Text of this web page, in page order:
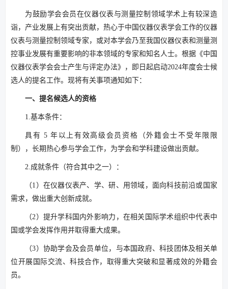
为鼓励学会会员在仪器仪表与测量控制领域学术上有较深造
诣，产业发展上有突出贡献，热心于中国仪器仪表学会工作的仪器
仪表与测量控制领域专家，或对本学会乃至我国仪器仪表和测量测
控事业发展有重要影响的非本领域的专家和知名人士。根据《中国
仪器仪表学会会士产生与评定办法》，即日起启动2024年度会士候
选人的提名工作。现将有关事项通知如下：
一、提名候选人的资格
1.基本条件：
具有 5 年以上有效高级会员资格（外籍会士不受年限限
制），长期热心参与学会工作，为学会和学科建设做出贡献。
2.成就条件（符合其中之一）：
（1）在仪器仪表产、学、研、用领域，面向科技前沿或国家
需求，做出重大创新成就。
（2）提升学科国内外影响力，在相关国际学术组织中代表中
国或学会发挥作用并取得重大成果。
（3）协助学会及会员单位，与本国政府、科技团体及相关单
位开展国际交流、科技合作，取得重大突破和显著成效的外籍会
员。